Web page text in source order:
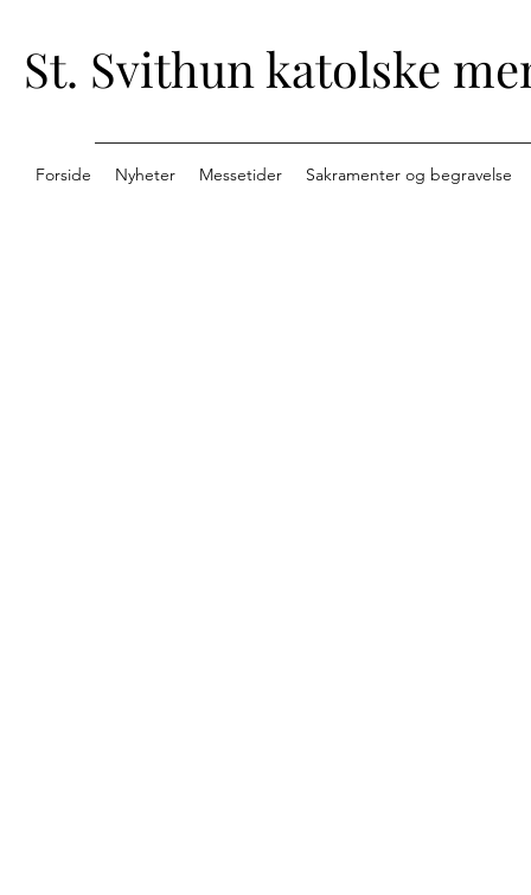
St. Svithun katolske
Forside Nyheter Messetider Sakramenter og begravelse